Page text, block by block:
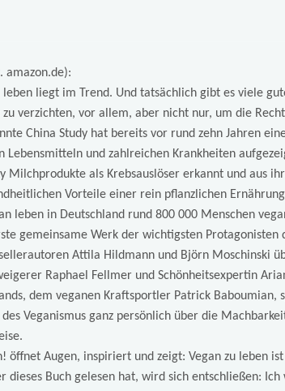
amazon.de):
leben liegt im Trend. Und tatsächlich gibt es viele
zu verzichten, vor allem, aber nicht nur, um die
China Study hat bereits vor rund zehn Jahren
Lebensmitteln und zahlreichen Krankheiten
Milchprodukte als Krebsauslöser erkannt und aus
Vorteile einer rein pflanzlichen
leben in Deutschland rund 800 000 Menschen
gemeinsame Werk der wichtigsten Protagonisten
Attila Hildmann und Björn Moschinski
Raphael Fellmer und Schönheitsexpertin
dem veganen Kraftsportler Patrick Baboumian,
des Veganismus ganz persönlich über die
öffnet Augen, inspiriert und zeigt: Vegan zu leben
dieses Buch gelesen hat, wird sich entschließen: